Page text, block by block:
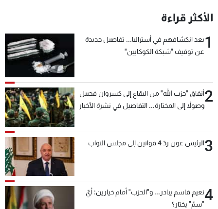
الأكثر قراءة
1بعد انكشافهم في أستراليا... تفاصيل جديدة
عن توقيف "شبكة الكوكايين"
2أنفاق "حزب الله" من البقاع إلى كسروان فجبيل
وصولاً إلى المختارة... التفاصيل في نشرة الأخبار
3الرئيس عون ردّ 4 قوانين إلى مجلس النواب
4نعيم قاسم يبادر... و"الحزب" أمام خيارين: أيّ
"سمّ" يختار؟
عن MTV
الإنـتـاج
لاعلاناتكم
وظائف
سياسة الخصوصية